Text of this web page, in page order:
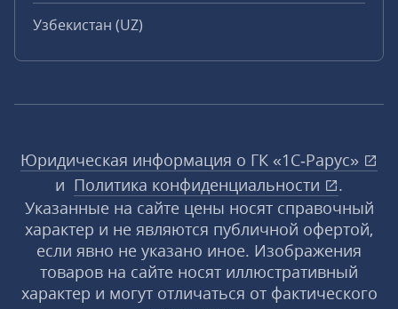
Узбекистан (UZ)
Юридическая информация о ГК «1С‑Рарус»
и Политика конфиденциальности
.
Указанные на сайте цены носят справочный
характер и не являются публичной офертой,
если явно не указано иное. Изображения
товаров на сайте носят иллюстративный
характер и могут отличаться от фактического